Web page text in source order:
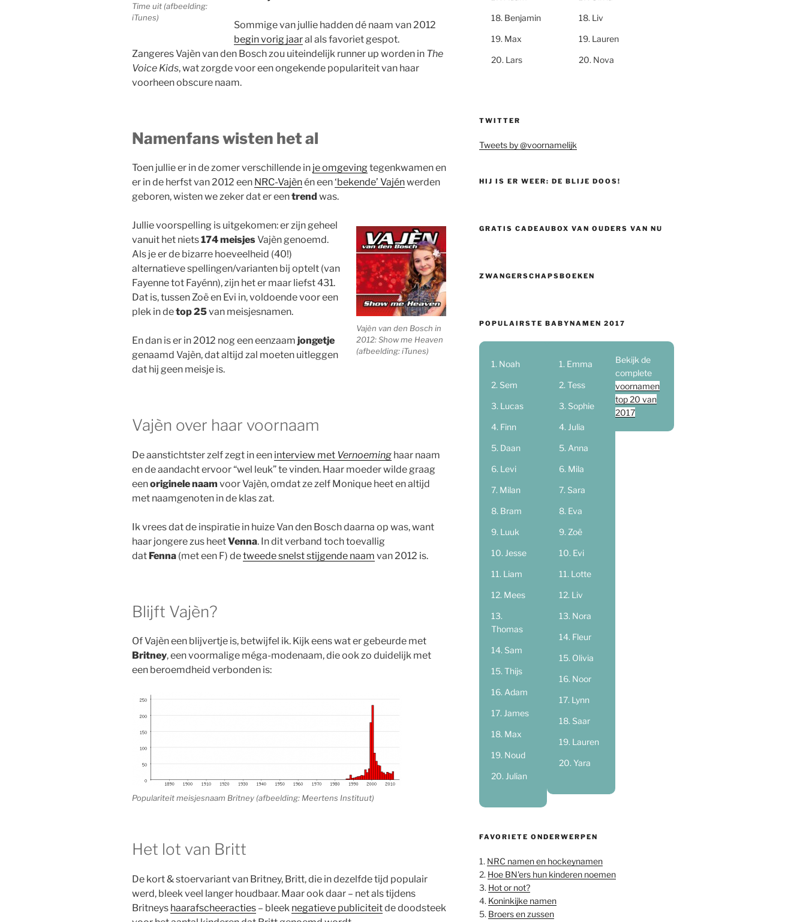
Time uit (afbeelding:
iTunes)
Sommige van jullie hadden dé naam van 2012
begin vorig jaaral als favoriet gespot.
Zangeres Vajèn van den Bosch zou uiteindelijk runner up worden in The
Voice Kids, wat zorgde voor een ongekende populariteit van haar
voorheen obscure naam.
Namenfans wisten het al
Toen jullie er in de zomer verschillende in je omgevingtegenkwamen en
er in de herfst van 2012 een NRC-Vajènén een‘bekende’ Vajénwerden
geboren, wisten we zeker dat er eentrend was.
Vajèn van den Bosch in
2012: Show me Heaven
(afbeelding: iTunes)
Jullie voorspelling is uitgekomen: er zijn geheel
vanuit het niets174 meisjesVajèn genoemd.
Als je er de bizarre hoeveelheid (40!)
alternatieve spellingen/varianten bij optelt (van
Fayenne tot Fayénn), zijn het er maar liefst 431.
Dat is, tussen Zoë en Evi in, voldoende voor een
plek in detop 25van meisjesnamen.
En dan is er in 2012 nog een eenzaam jongetje
genaamd Vajèn, dat altijd zal moeten uitleggen
dat hij geen meisje is.
Vajèn over haar voornaam
De aanstichtster zelf zegt in een interview met Vernoeming haar naam
en de aandacht ervoor “wel leuk” te vinden. Haar moeder wilde graag
eenoriginele naam voor Vajèn, omdat ze zelf Monique heet en altijd
met naamgenoten in de klas zat.
Ik vrees dat de inspiratie in huize Van den Bosch daarna op was, want
haar jongere zus heetVenna. In dit verband toch toevallig
dat Fenna (met een F) detweede snelst stijgende naam van 2012 is.
Blijft Vajèn?
Of Vajèn een blijvertje is, betwijfel ik. Kijk eens wat er gebeurde met
Britney, een voormalige méga-modenaam, die ook zo duidelijk met
een beroemdheid verbonden is:
Populariteit meisjesnaam Britney (afbeelding: Meertens Instituut)
Het lot van Britt
De kort & stoervariant van Britney, Britt, die in dezelfde tijd populair
werd, bleek veel langer houdbaar. Maar ook daar – net als tijdens
Britneys haarafscheeracties – bleek negatieve publiciteitde doodsteek
Benjamin
Max
Lars
Liv
Lauren
Nova
TWITTER
Tweets by @voornamelijk
HIJ IS ER WEER: DE BLIJE DOOS!
GRATIS CADEAUBOX VAN OUDERS VAN NU
ZWANGERSCHAPSBOEKEN
POPULAIRSTE BABYNAMEN 2017
Noah
Sem
Lucas
Finn
Daan
Levi
Milan
Bram
Luuk
Jesse
Liam
Mees
Thomas
Sam
Thijs
Adam
James
Max
Noud
Julian
Emma
Tess
Sophie
Julia
Anna
Mila
Sara
Eva
Zoë
Evi
Lotte
Liv
Nora
Fleur
Olivia
Noor
Lynn
Saar
Lauren
Yara
Bekijk de
complete
voornamen
top 20 van
2017
FAVORIETE ONDERWERPEN
1. NRC namen en hockeynamen
2. Hoe BN'ers hun kinderen noemen
3. Hot or not?
4. Koninkijke namen
5. Broers en zussen